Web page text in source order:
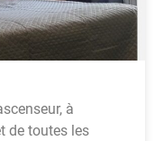
à
de toutes les